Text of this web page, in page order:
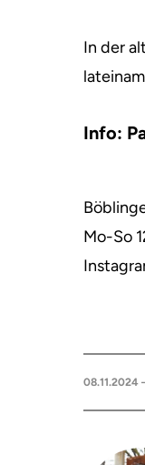
In der
Info:
Mo-So
08.11.2024